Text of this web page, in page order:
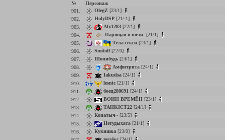
№
Персонаж
901.
OlegZ [23/1]
902.
HolyDSP [21/-1]
903.
Alx1283 [22/1]
904.
-Парящая в ночи- [21/1]
905.
Тела секси [23/1]
906.
Smitoff[22/0]
907.
Шонибудь [24/1]
908.
Амфитрита [24/1]
909.
Iakudsa [24/1]
910.
lesnic [21/1]
911.
боец280691 [24/1]
912.
ВОИН ВРЕМЁН [23/1]
913.
TAHKICT22 [24/1]
914.
Копатыч~ [23/5]
915.
Нетудыхата [21/1]
916.
Кукишка [23/0]